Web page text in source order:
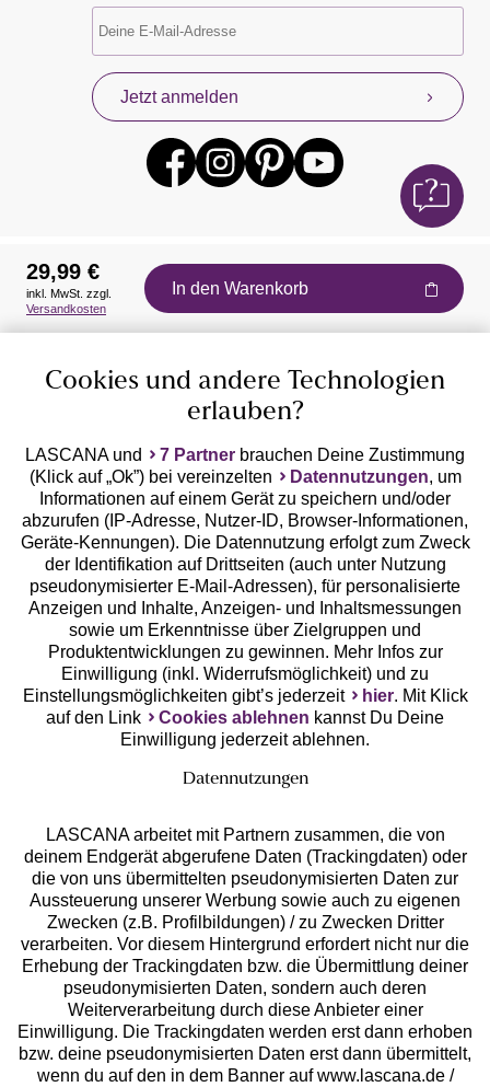
Jetzt anmelden
Auszeichnungen
Geprüfte Sicherheit
Unsere Apps
Services
Beratung
Über uns
Rechtliches
29,99 €
inkl. MwSt. zzgl.
Versandkosten
In den Warenkorb
Cookies und andere Technologien
erlauben?
LASCANA und 7 Partner brauchen Deine Zustimmung
(Klick auf „Ok”) bei vereinzelten
Datennutzungen, um
Informationen auf einem Gerät zu speichern und/oder
abzurufen (IP-Adresse, Nutzer-ID, Browser-Informationen,
Geräte-Kennungen). Die Datennutzung erfolgt zum Zweck
der Identifikation auf Drittseiten (auch unter Nutzung
pseudonymisierter E-Mail-Adressen), für personalisierte
Anzeigen und Inhalte, Anzeigen- und Inhaltsmessungen
sowie um Erkenntnisse über Zielgruppen und
Produktentwicklungen zu gewinnen. Mehr Infos zur
Einwilligung (inkl. Widerrufsmöglichkeit) und zu
Einstellungsmöglichkeiten gibt’s jederzeit
hier. Mit Klick
auf den Link
Cookies ablehnen kannst Du Deine
Einwilligung jederzeit ablehnen.
Datennutzungen
LASCANA arbeitet mit Partnern zusammen, die von
deinem Endgerät abgerufene Daten (Trackingdaten) oder
die von uns übermittelten pseudonymisierten Daten zur
Aussteuerung unserer Werbung sowie auch zu eigenen
Zwecken (z.B. Profilbildungen) / zu Zwecken Dritter
verarbeiten. Vor diesem Hintergrund erfordert nicht nur die
Erhebung der Trackingdaten bzw. die Übermittlung deiner
pseudonymisierten Daten, sondern auch deren
Weiterverarbeitung durch diese Anbieter einer
Einwilligung. Die Trackingdaten werden erst dann erhoben
bzw. deine pseudonymisierten Daten erst dann übermittelt,
wenn du auf den in dem Banner auf www.lascana.de /